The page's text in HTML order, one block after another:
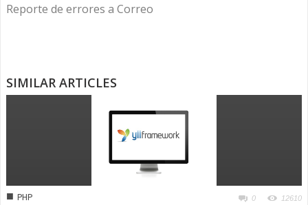
Reporte de errores a Correo
SIMILAR ARTICLES
■ PHP 0 12610